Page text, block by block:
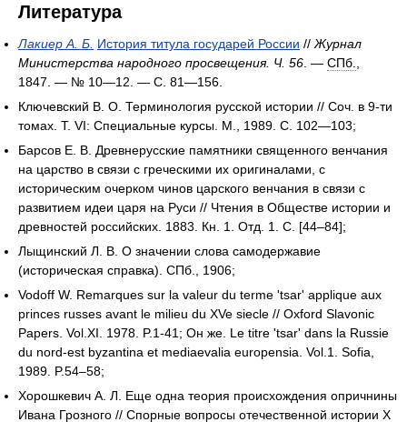
Литература
Лакиер А. Б. История титула государей России // Журнал
Министерства народного просвещения. Ч. 56 . — СПб.
1847. — № 10—12. — С. 81—156.
Ключевский В. О. Терминология русской истории // Соч. в 9-ти
томах. Т. VI: Специальные курсы. М., 1989. С. 102—103;
Барсов Е. В. Древнерусские памятники священного венчания
на царство в связи с греческими их оригиналами, с
историческим очерком чинов царского венчания в связи с
развитием идеи царя на Руси // Чтения в Обществе истории и
древностей российских. 1883. Кн. 1. Отд. 1. С. [44–84];
Лыщинский Л. В. О значении слова самодержавие
(историческая справка). СПб., 1906;
Vodoff W. Remarques sur la valeur du terme 'tsar' applique aux
princes russes avant le milieu du XVe siecle // Oxford Slavonic
Papers. Vol.XI. 1978. P.1-41; Он же. Le titre 'tsar' dans la Russie
du nord-est byzantina et mediaevalia europensia. Vol.1. Sofia,
1989. P.54–58;
Хорошкевич А. Л. Еще одна теория происхождения опричнины
Ивана Грозного // Спорные вопросы отечественной истории X